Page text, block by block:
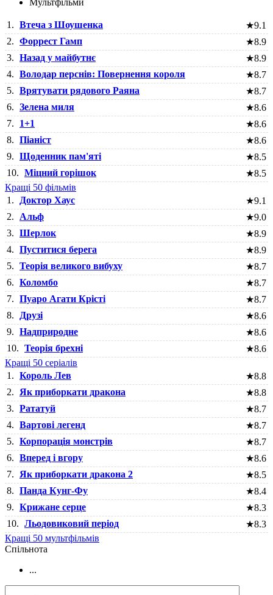
Мультфільми
1. Втеча з Шоушенка ★9.1
2. Форрест Гамп ★8.9
3. Назад у майбутнє ★8.9
4. Володар перснів: Повернення короля ★8.7
5. Врятувати рядового Раяна ★8.7
6. Зелена миля ★8.6
7.
1+1 ★8.6
8. Піаніст ★8.6
9. Щоденник пам'яті ★8.5
10. Міцний горішок ★8.5
Кращі 50 фільмів
1.
Доктор Хаус ★9.1
2.
Альф ★9.0
3. Шерлок ★8.9
4. Пуститися берега ★8.9
5. Теорія великого вибуху ★8.7
6. Коломбо ★8.7
7. Пуаро Агати Крісті ★8.7
8.
Друзі ★8.6
9. Надприродне ★8.6
10. Теорія брехні ★8.6
Кращі 50 серіалів
1. Король Лев ★8.8
2.
Як приборкати дракона ★8.8
3. Рататуй ★8.7
4. Вартові легенд ★8.7
5. Корпорація монстрів ★8.7
6. Вперед і вгору ★8.6
7.
Як приборкати дракона 2 ★8.5
8. Панда Кунг-Фу ★8.4
9. Крижане серце ★8.3
10. Льодовиковий період ★8.3
Кращі 50 мультфільмів
Cпільнота
...